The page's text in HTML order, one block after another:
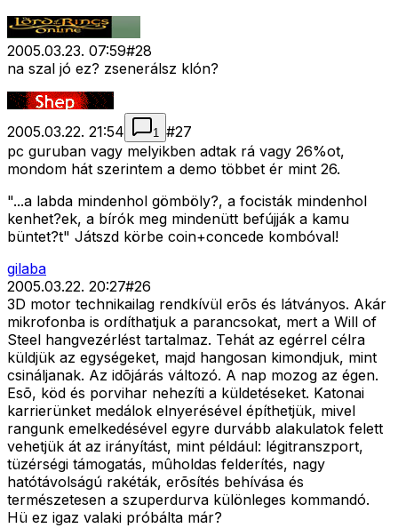
2005.03.23. 07:59#28
na szal jó ez? zsenerálsz klón?
2005.03.22. 21:54 1 #27
pc guruban vagy melyikben adtak rá vagy 26%ot,
mondom hát szerintem a demo többet ér mint 26.
"...a labda mindenhol gömböly?, a focisták mindenhol
kenhet?ek, a bírók meg mindenütt befújják a kamu
büntet?t" Játszd körbe coin+concede kombóval!
gilaba
2005.03.22. 20:27#26
3D motor technikailag rendkívül erõs és látványos. Akár
mikrofonba is ordíthatjuk a parancsokat, mert a Will of
Steel hangvezérlést tartalmaz. Tehát az egérrel célra
küldjük az egységeket, majd hangosan kimondjuk, mint
csináljanak. Az idõjárás változó. A nap mozog az égen.
Esõ, köd és porvihar nehezíti a küldetéseket. Katonai
karrierünket medálok elnyerésével építhetjük, mivel
rangunk emelkedésével egyre durvább alakulatok felett
vehetjük át az irányítást, mint például: légitranszport,
tüzérségi támogatás, mûholdas felderítés, nagy
hatótávolságú rakéták, erõsítés behívása és
természetesen a szuperdurva különleges kommandó.
Hü ez igaz valaki próbálta már?